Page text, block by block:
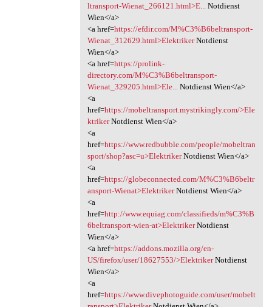
ltransport-Wienat_266121.html>E...Notdienst
Wien</a>
<a href=https://efdir.com/M%C3%B6beltransport-
Wienat_312629.html>ElektrikerNotdienst
Wien</a>
<a href=https://prolink-
directory.com/M%C3%B6beltransport-
Wienat_329205.html>Ele...Notdienst Wien</a>
<a
href=https://mobeltransport.mystrikingly.com/>Ele
ktrikerNotdienst Wien</a>
<a
href=https://www.redbubble.com/people/mobeltran
sport/shop?asc=u>ElektrikerNotdienst Wien</a>
<a
href=https://globeconnected.com/M%C3%B6beltr
ansport-Wienat>ElektrikerNotdienst Wien</a>
<a
href=http://www.equiag.com/classifieds/m%C3%B
6beltransport-wien-at>ElektrikerNotdienst
Wien</a>
<a href=https://addons.mozilla.org/en-
US/firefox/user/18627553/>ElektrikerNotdienst
Wien</a>
<a
href=https://www.divephotoguide.com/user/mobelt